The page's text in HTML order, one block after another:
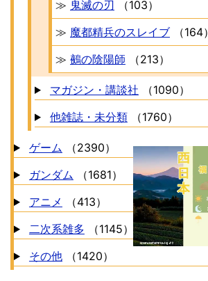
≫ 鬼滅の刃
（103）
≫ 魔都精兵のスレイブ
（164）
≫ 鵺の陰陽師 （213）
マガジン・講談社
（1090）
他雑誌・未分類
（1760）
ゲーム
（2390）
ガンダム
（1681）
アニメ
（413）
二次系雑多
（1145）
その他
（1420）